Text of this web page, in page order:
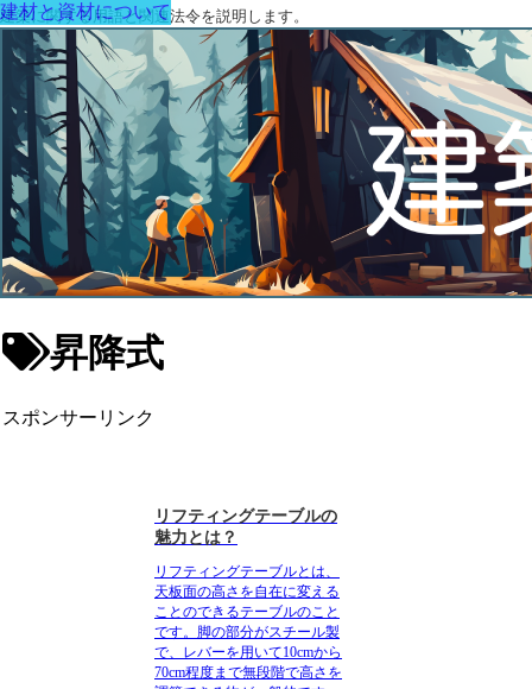
建築に関する用語と関連法令を説明します。
昇降式
スポンサーリンク
建材と資材について
リフティングテーブルの
魅力とは？
リフティングテーブルとは、
天板面の高さを自在に変える
ことのできるテーブルのこと
です。脚の部分がスチール製
で、レバーを用いて10cmから
70cm程度まで無段階で高さを